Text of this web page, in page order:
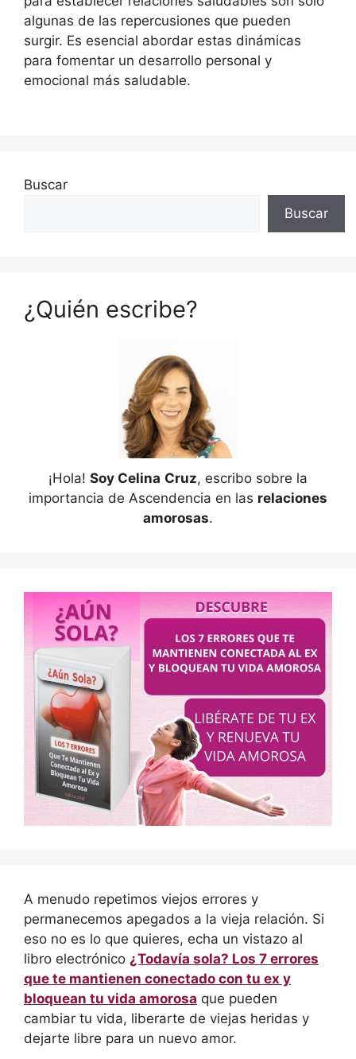
algunas de las repercusiones que pueden
surgir. Es esencial abordar estas dinámicas
para fomentar un desarrollo personal y
emocional más saludable.
Buscar
Buscar
¿Quién escribe?
¡Hola! Soy Celina Cruz, escribo sobre la
importancia de Ascendencia en las relaciones
amorosas.
A menudo repetimos viejos errores y
permanecemos apegados a la vieja relación. Si
eso no es lo que quieres, echa un vistazo al
libro electrónico ¿Todavía sola? Los 7 errores
que te mantienen conectado con tu ex y
bloquean tu vida amorosa que pueden
cambiar tu vida, liberarte de viejas heridas y
dejarte libre para un nuevo amor.